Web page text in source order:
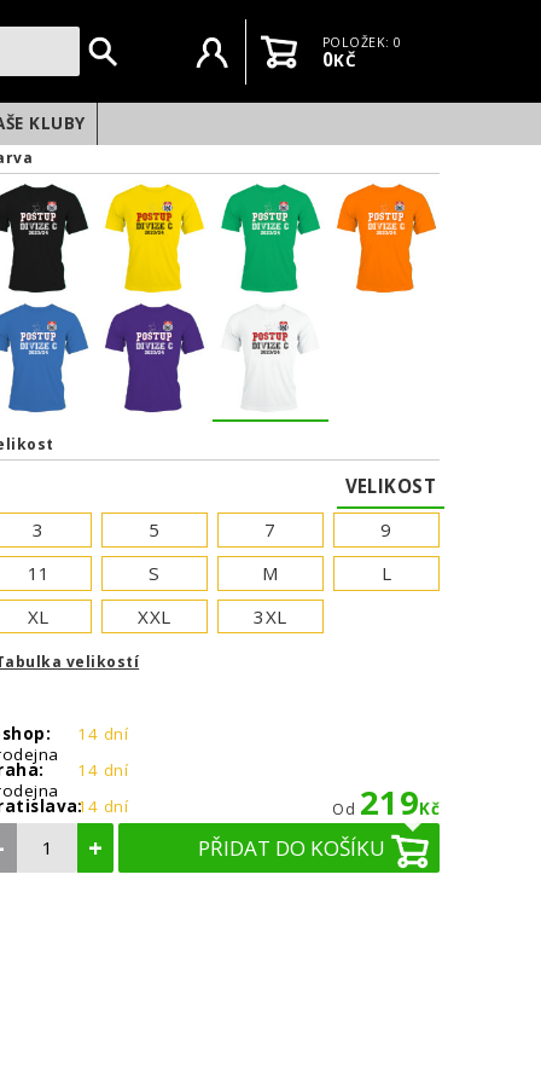
Uživatelský účet
KošíkPOLOŽEK: 0
0KČ
KLUBY
VELIKOST
3
5 7
9
11
S M
L
XL
XXL 3XL
velikostí
shop:
14 dní
14 dní
14 dní Od 219Kč
+ PŘIDAT DO KOŠÍKU